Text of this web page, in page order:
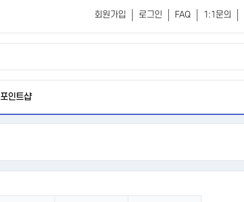
회원가입 로그인 FAQ 1:1문의
포인트샵